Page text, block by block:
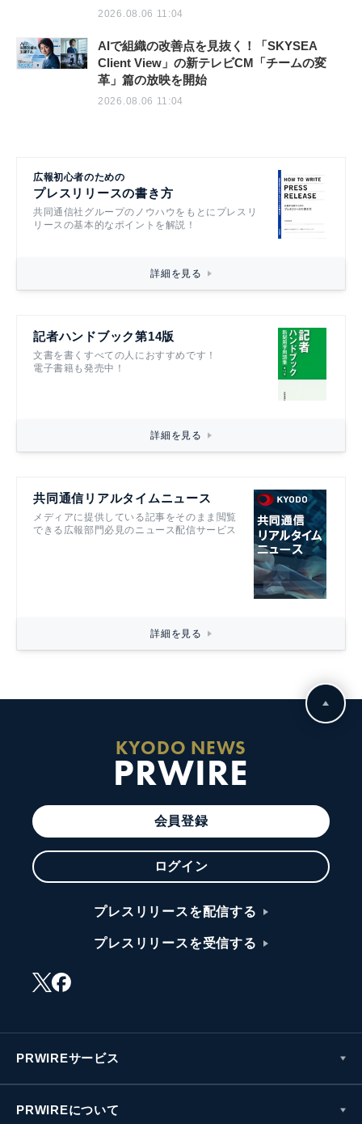
2026.08.06 11:04
AIで組織の改善点を見抜く！「SKYSEA
Client View」の新テレビCM「チームの変
革」篇の放映を開始
2026.08.06 11:04
広報初心者のための
プレスリリースの書き方
共同通信社グループのノウハウをもとにプレスリ
リースの基本的なポイントを解説！
詳細を見る
記者ハンドブック第14版
文書を書くすべての人におすすめです！
電子書籍も発売中！
詳細を見る
共同通信リアルタイムニュース
メディアに提供している記事をそのまま閲覧
できる広報部門必見のニュース配信サービス
詳細を見る
KYODO NEWS
PRWIRE
会員登録
ログイン
プレスリリースを配信する
プレスリリースを受信する
PRWIREサービス
PRWIREについて